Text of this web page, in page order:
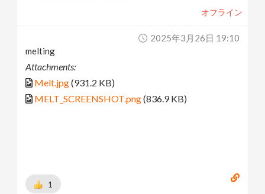
オフライン
2025年3月26日 19:10
melting
Attachments:
Melt.jpg(931.2 KB)
MELT_SCREENSHOT.png(836.9 KB)
1